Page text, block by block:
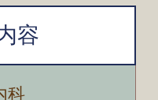
容
科